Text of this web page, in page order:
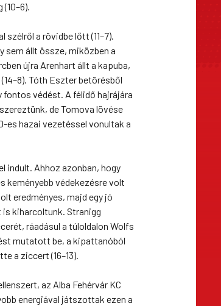
a rövidbe lőtt (11–7).
sem állt össze, miközben a
újra Arenhart állt a kapuba,
Tóth Eszter betörésből
védést. A félidő hajrájára
de Tomova lövése
es hazai vezetéssel vonultak a
indult. Ahhoz azonban, hogy
keményebb védekezésre volt
eredményes, majd egy jó
kiharcoltunk. Stranigg
ráadásul a túloldalon Wolfs
mutatott be, a kipattanóból
a ziccert (16–13).
az Alba Fehérvár KC
energiával játszottak ezen a